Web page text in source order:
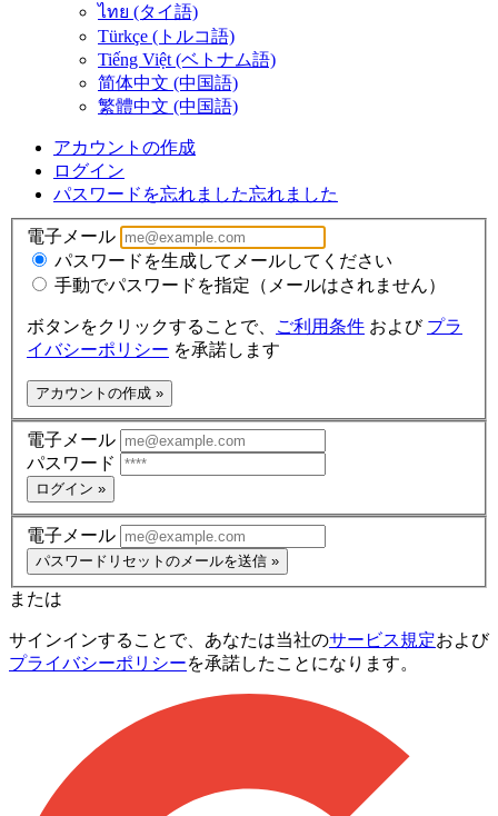
ไทย (タイ語)
Türkçe (トルコ語)
Tiếng Việt (ベトナム語)
简体中文 (中国語)
繁體中文 (中国語)
アカウントの作成
ログイン
パスワードを忘れました忘れました
電子メール
パスワードを生成してメールしてください
手動でパスワードを指定（メールはされません）
ボタンをクリックすることで、 ご利用条件 および プラ
イバシーポリシー を承諾します
アカウントの作成 »
電子メール
パスワード
ログイン »
電子メール
パスワードリセットのメールを送信 »
または
サインインすることで、あなたは当社のサービス規定および
プライバシーポリシーを承諾したことになります。